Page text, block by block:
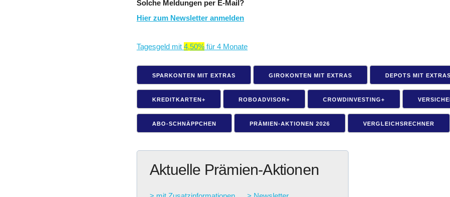
Solche Meldungen per E-Mail?
Hier zum Newsletter anmelden
Tagesgeld mit 4,50% für 4 Monate
SPARKONTEN MIT EXTRAS GIROKONTEN MIT EXTRAS DEPOTS MIT EXTRAS
KREDITKARTEN+ ROBOADVISOR+ CROWDINVESTING+
ABO-SCHNÄPPCHEN PRÄMIEN-AKTIONEN 2026 VERGLEICHSRECHNER
Aktuelle Prämien-Aktionen